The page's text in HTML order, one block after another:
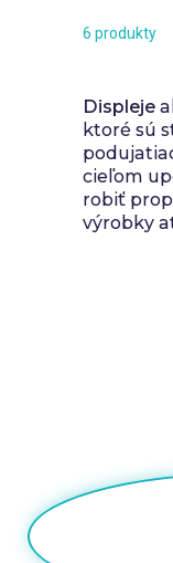
6 produkty
Displeje
ktoré sú
cieľom
robiť
výrobky